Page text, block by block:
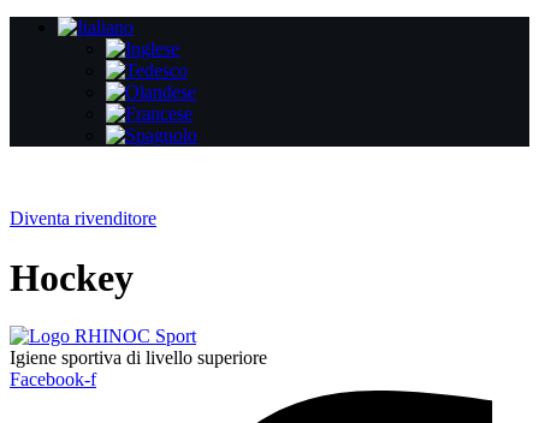
Diventa rivenditore
Hockey
Igiene sportiva di livello superiore
Facebook-f